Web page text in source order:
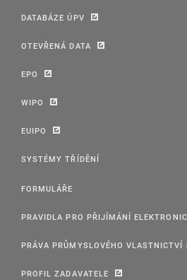
DATABÁZE ÚPV
OTEVŘENÁ DATA
EPO
WIPO
EUIPO
SYSTÉMY TŘÍDĚNÍ
FORMULÁŘE
PRAVIDLA PRO PŘIJÍMÁNÍ
PRÁVA PRŮMYSLOVÉHO VLASTNICTVÍ
PROFIL ZADAVATELE